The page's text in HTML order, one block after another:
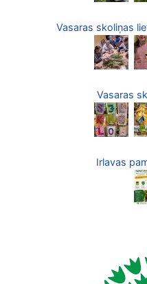
Vasaras skoliņas
Vasaras
Irlavas